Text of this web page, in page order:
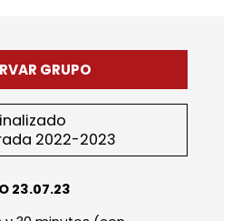
GRUPO
2022-2023
23.07.23